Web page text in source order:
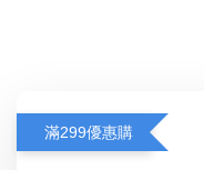
滿299優惠購